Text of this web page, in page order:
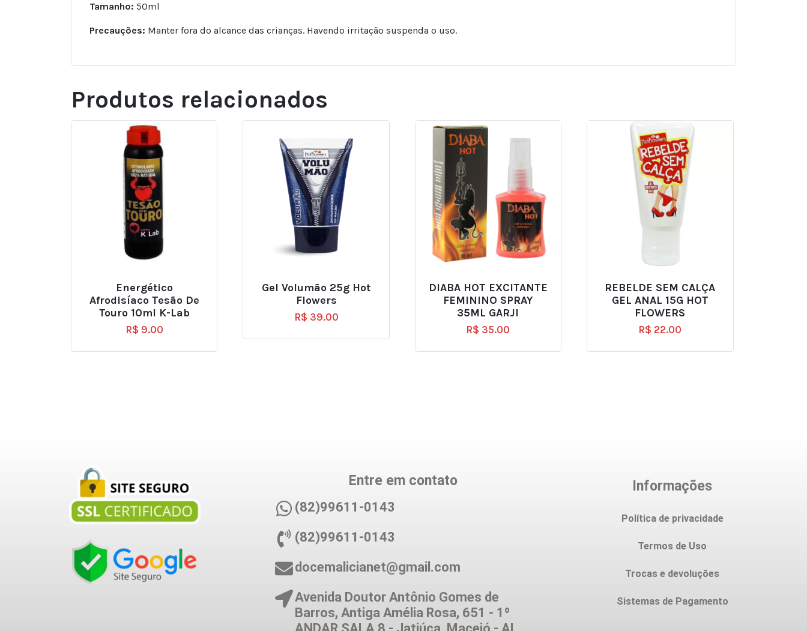
Tamanho: 50ml
Precauções: Manter fora do alcance das crianças. Havendo irritação suspenda o uso.
Produtos relacionados
Energético
Afrodisíaco Tesão De
Touro 10ml K-Lab
R$ 9.00
Gel Volumão 25g Hot
Flowers
R$ 39.00
DIABA HOT EXCITANTE
FEMININO SPRAY
35ML GARJI
R$ 35.00
REBELDE SEM CALÇA
GEL ANAL 15G HOT
FLOWERS
R$ 22.00
Entre em contato
(82)99611-0143
(82)99611-0143
docemalicianet@gmail.com
Avenida Doutor Antônio Gomes de
Barros, Antiga Amélia Rosa, 651 - 1º
Informações
Política de privacidade
Termos de Uso
Trocas e devoluções
Sistemas de Pagamento